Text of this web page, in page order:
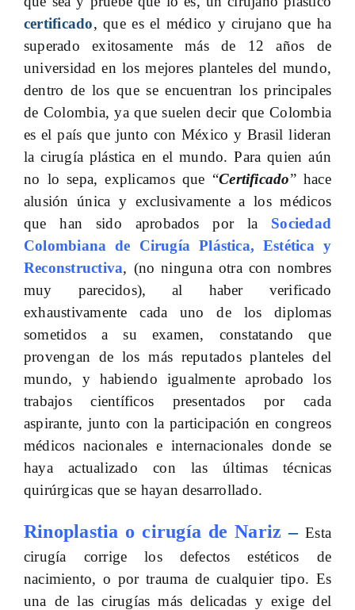
certificado, que es el médico y cirujano que ha
superado exitosamente más de 12 años de
universidad en los mejores planteles del mundo,
dentro de los que se encuentran los principales
de Colombia, ya que suelen decir que Colombia
es el país que junto con México y Brasil lideran
la cirugía plástica en el mundo. Para quien aún
no lo sepa, explicamos que “Certificado” hace
alusión única y exclusivamente a los médicos
que han sido aprobados por la Sociedad
Colombiana de Cirugía Plástica, Estética y
Reconstructiva, (no ninguna otra con nombres
muy parecidos), al haber verificado
exhaustivamente cada uno de los diplomas
sometidos a su examen, constatando que
provengan de los más reputados planteles del
mundo, y habiendo igualmente aprobado los
trabajos científicos presentados por cada
aspirante, junto con la participación en congreos
médicos nacionales e internacionales donde se
haya actualizado con las últimas técnicas
quirúrgicas que se hayan desarrollado.
Rinoplastia o cirugía de Nariz –Esta
cirugía corrige los defectos estéticos de
nacimiento, o por trauma de cualquier tipo. Es
una de las cirugías más delicadas y exige del